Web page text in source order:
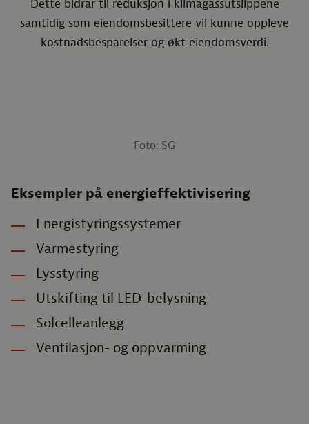
Dette bidrar til reduksjon i klimagassutslippene
samtidig som eiendomsbesittere vil kunne oppleve
kostnadsbesparelser og økt eiendomsverdi.
Foto: SG
Eksempler på energieffektivisering
Energistyringssystemer
Varmestyring
Lysstyring
Utskifting til LED-belysning
Solcelleanlegg
Ventilasjon- og oppvarming